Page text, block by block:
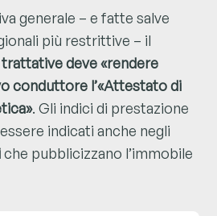
generale – e fatte salve
più restrittive – il
deve «rendere
conduttore l’«Attestato di
. Gli indici di prestazione
indicati anche negli
che pubblicizzano l’immobile